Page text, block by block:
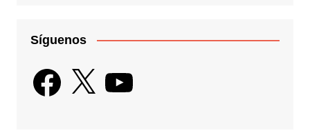
Síguenos
Facebook
X YouTube